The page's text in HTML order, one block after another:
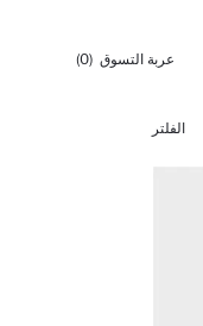
عربة التسوق (0)
الفلتر